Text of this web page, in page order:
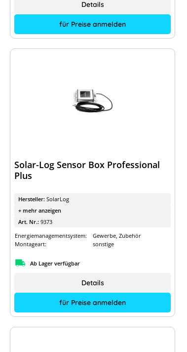
für Preise anmelden
Details
Solar-Log Sensor Box Professional
Plus
Hersteller: SolarLog
+ mehr anzeigen
Art. Nr.: 9373
Energiemanagementsystem:
Gewerbe, Zubehör
Montageart:
sonstige
Ab Lager verfügbar
für Preise anmelden
Details